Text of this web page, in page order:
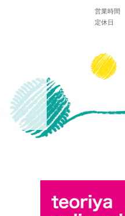
営業時間
定休日